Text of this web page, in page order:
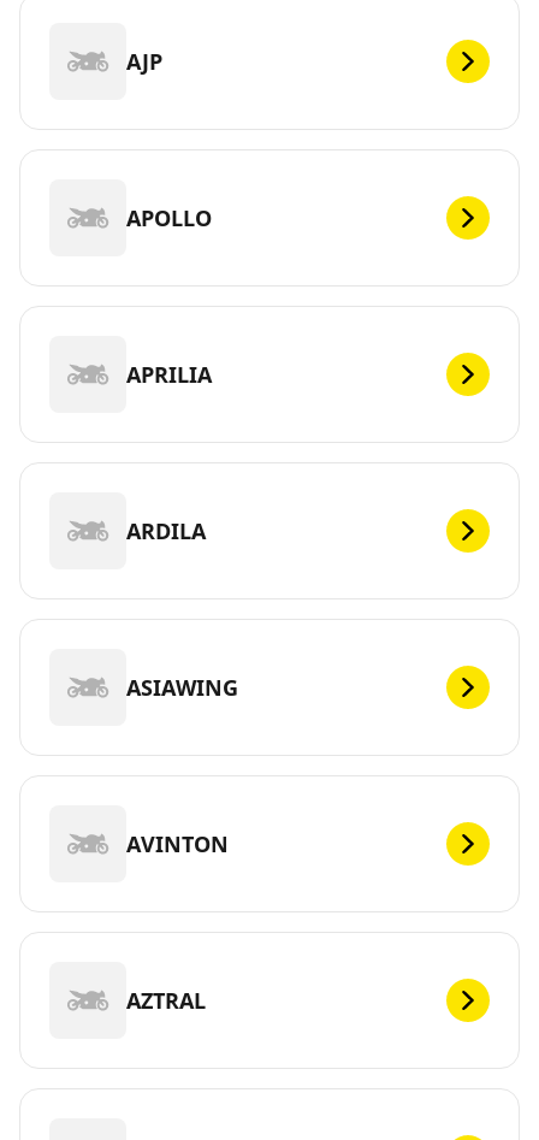
AJP
APOLLO
APRILIA
ARDILA
ASIAWING
AVINTON
AZTRAL